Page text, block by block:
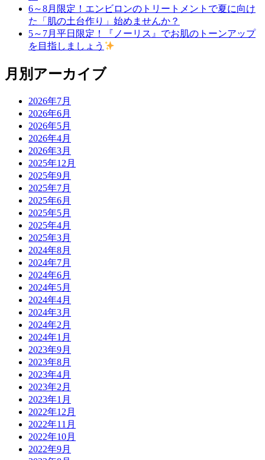
6～8月限定！エンビロンのトリートメントで夏に向け
た「肌の土台作り」始めませんか？
5～7月平日限定！『ノーリス』でお肌のトーンアップ
を目指しましょう
月別アーカイブ
2026年7月
2026年6月
2026年5月
2026年4月
2026年3月
2025年12月
2025年9月
2025年7月
2025年6月
2025年5月
2025年4月
2025年3月
2024年8月
2024年7月
2024年6月
2024年5月
2024年4月
2024年3月
2024年2月
2024年1月
2023年9月
2023年8月
2023年4月
2023年2月
2023年1月
2022年12月
2022年11月
2022年10月
2022年9月